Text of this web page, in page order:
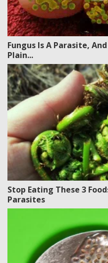
Fungus Is A Parasite,
Plain...
Stop Eating These 3
Parasites